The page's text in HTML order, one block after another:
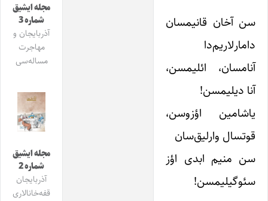
سن آخان قانیمسان
دامارلاریم‌دا
آنامسان، ائلیمسن،
آنا دیلیمسن!
یاشامین اؤزوسن،
قوتسال وارلیق‌سان
سن منیم ابدی اؤز
سئوگیلیمسن!
مجله ایشیق
شماره 3
آذربایجان و
مهاجرت
مساله‌سی
مجله ایشیق
شماره 2
آذربایجان
قفه‌خانالاری